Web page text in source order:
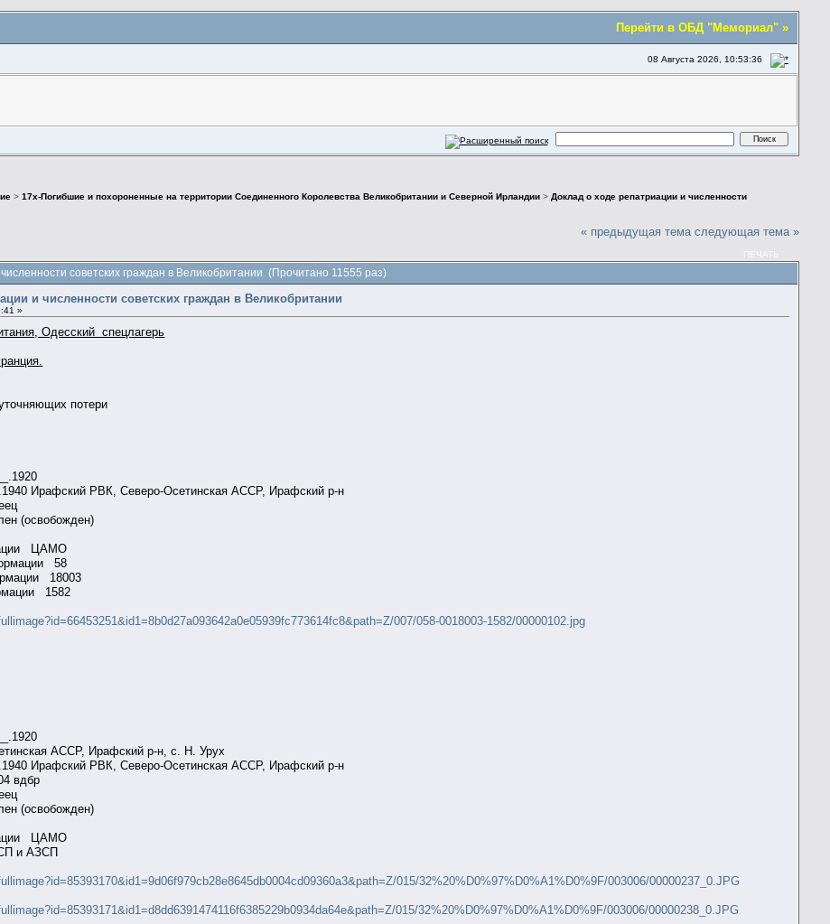
Перейти в ОБД "Мемориал" »
08 Августа 2026, 10:53:36
>17х-Погибшие и похороненные на территории Соединенного Королевства Великобритании и Северной Ирландии >Доклад о ходе репатриации и численности
« предыдущая тема следующая тема »
ПЕЧАТЬ
советских граждан в Великобритании (Прочитано 11555 раз)
и численности советских граждан в Великобритании
»
Одесский спецлагерь
потери
Ирафский РВК, Северо-Осетинская АССР, Ирафский р-н
(освобожден)
ЦАМО
58
18003
1582
007/058-0018003-1582/00000102.jpg
АССР, Ирафский р-н, с. Н. Урух
Ирафский РВК, Северо-Осетинская АССР, Ирафский р-н
вдбр
(освобожден)
ЦАМО
и АЗСП
015/32%20%D0%97%D0%A1%D0%9F/003006/00000237_0.JPG
015/32%20%D0%97%D0%A1%D0%9F/003006/00000238_0.JPG